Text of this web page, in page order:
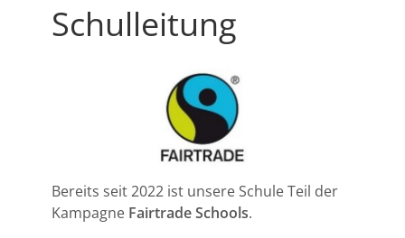
Schulleitung
Bereits seit 2022 ist unsere Schule Teil der
Kampagne Fairtrade Schools.